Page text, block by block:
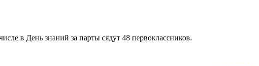
в День знаний за парты сядут 48 первоклассников.